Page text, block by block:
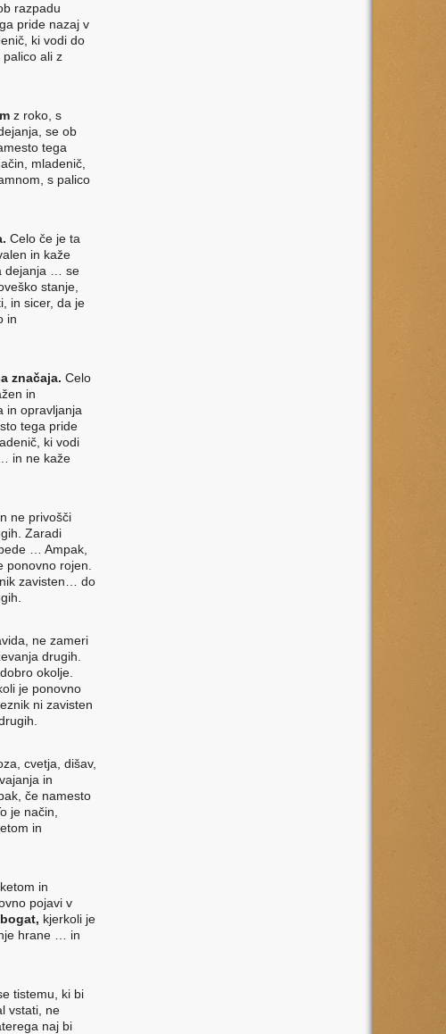
razpadu
pride nazaj v
ki vodi do
ali z
z roko, s
se ob
tega
mladenič,
s palico
Celo če je ta
in kaže
dejanja … se
stanje,
in sicer, da je
in
značaja. Celo
in
in opravljanja
tega pride
ki vodi
in ne kaže
ne privošči
Zaradi
… Ampak,
ponovno rojen.
zavisten… do
ne zameri
drugih.
okolje.
je ponovno
ni zavisten
cvetja, dišav,
in
če namesto
je način,
in
in
pojavi v
bogat, kjerkoli je
hrane … in
tistemu, ki bi
vstati, ne
naj bi